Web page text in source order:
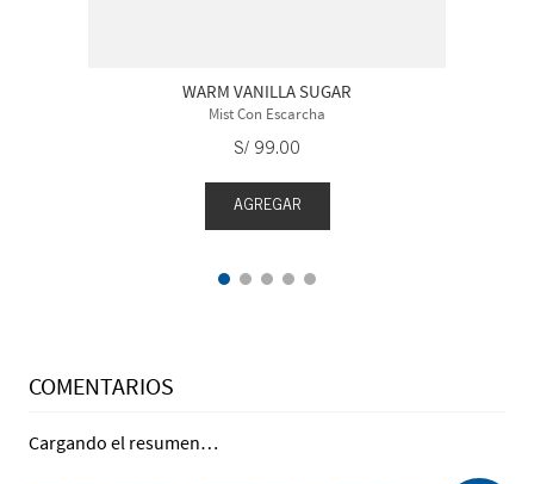
WARM VANILLA SUGAR
Mist Con Escarcha
S/ 99.00
AGREGAR
COMENTARIOS
Cargando el resumen…